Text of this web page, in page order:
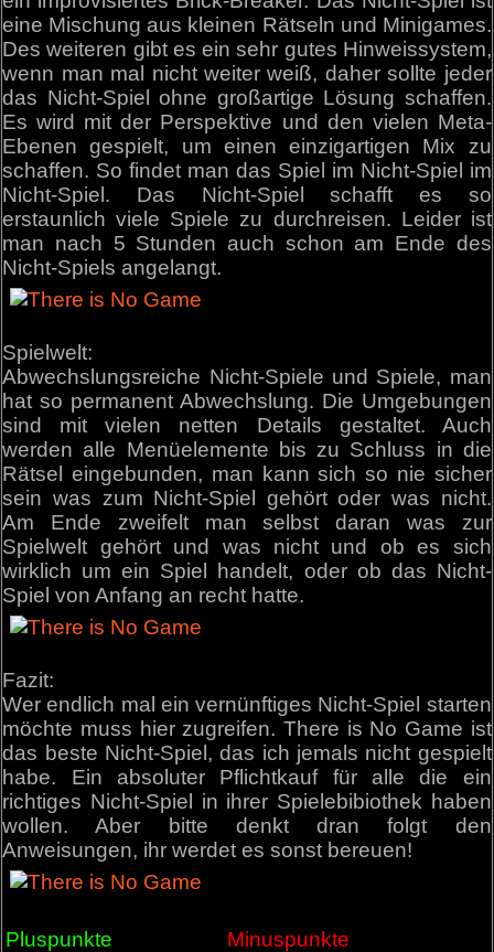
eine Mischung aus kleinen Rätseln und Minigames.
Des weiteren gibt es ein sehr gutes Hinweissystem,
wenn man mal nicht weiter weiß, daher sollte jeder
das Nicht-Spiel ohne großartige Lösung schaffen.
Es wird mit der Perspektive und den vielen Meta-
Ebenen gespielt, um einen einzigartigen Mix zu
schaffen. So findet man das Spiel im Nicht-Spiel im
Nicht-Spiel. Das Nicht-Spiel schafft es so
erstaunlich viele Spiele zu durchreisen. Leider ist
man nach 5 Stunden auch schon am Ende des
Nicht-Spiels angelangt.
Spielwelt:
Abwechslungsreiche Nicht-Spiele und Spiele, man
hat so permanent Abwechslung. Die Umgebungen
sind mit vielen netten Details gestaltet. Auch
werden alle Menüelemente bis zu Schluss in die
Rätsel eingebunden, man kann sich so nie sicher
sein was zum Nicht-Spiel gehört oder was nicht.
Am Ende zweifelt man selbst daran was zur
Spielwelt gehört und was nicht und ob es sich
wirklich um ein Spiel handelt, oder ob das Nicht-
Spiel von Anfang an recht hatte.
Fazit:
Wer endlich mal ein vernünftiges Nicht-Spiel starten
möchte muss hier zugreifen. There is No Game ist
das beste Nicht-Spiel, das ich jemals nicht gespielt
habe. Ein absoluter Pflichtkauf für alle die ein
richtiges Nicht-Spiel in ihrer Spielebibiothek haben
wollen. Aber bitte denkt dran folgt den
Anweisungen, ihr werdet es sonst bereuen!
Pluspunkte
Minuspunkte